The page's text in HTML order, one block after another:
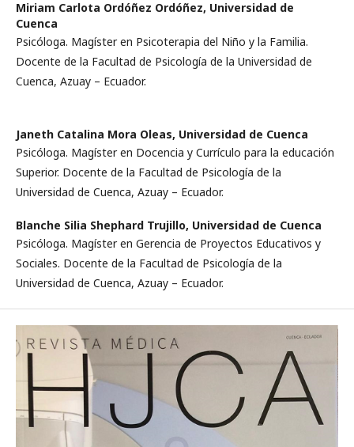
Miriam Carlota Ordóñez Ordóñez, Universidad de
Cuenca
Psicóloga. Magíster en Psicoterapia del Niño y la Familia.
Docente de la Facultad de Psicología de la Universidad de
Cuenca, Azuay – Ecuador.
Janeth Catalina Mora Oleas, Universidad de Cuenca
Psicóloga. Magíster en Docencia y Currículo para la educación
Superior. Docente de la Facultad de Psicología de la
Universidad de Cuenca, Azuay – Ecuador.
Blanche Silia Shephard Trujillo, Universidad de Cuenca
Psicóloga. Magíster en Gerencia de Proyectos Educativos y
Sociales. Docente de la Facultad de Psicología de la
Universidad de Cuenca, Azuay – Ecuador.